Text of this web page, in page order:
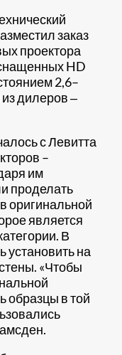
заказ
проектора
HD
2,6–
дилеров ‒
с Левитта
–
им
проделать
оригинальной
является
В
установить на
«Чтобы
образцы в той